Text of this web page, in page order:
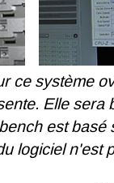
ce système
Elle sera
est basé
logiciel n'est